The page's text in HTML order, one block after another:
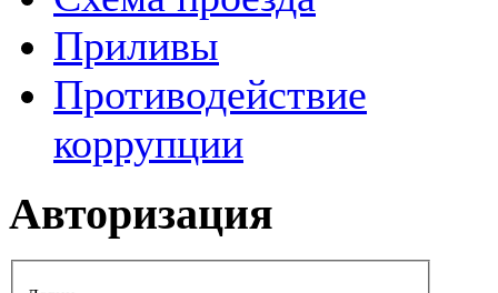
Приливы
Противодействие
коррупции
Авторизация